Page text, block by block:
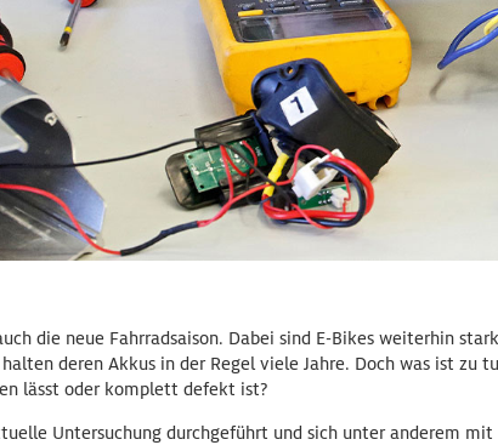
die neue Fahrradsaison. Dabei sind E-Bikes weiterhin
deren Akkus in der Regel viele Jahre. Doch was ist zu
lässt oder komplett defekt ist?
Untersuchung durchgeführt und sich unter anderem